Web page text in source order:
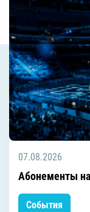
07.08.2026
Абонементы
События